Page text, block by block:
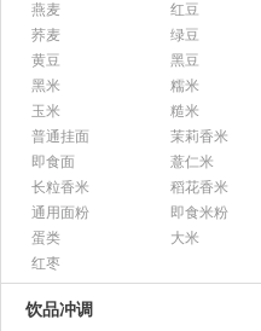
燕麦
红豆
荞麦
绿豆
黄豆
黑豆
黑米
糯米
玉米
糙米
普通挂面
茉莉香米
即食面
薏仁米
长粒香米
稻花香米
通用面粉
即食米粉
蛋类
大米
红枣
饮品冲调